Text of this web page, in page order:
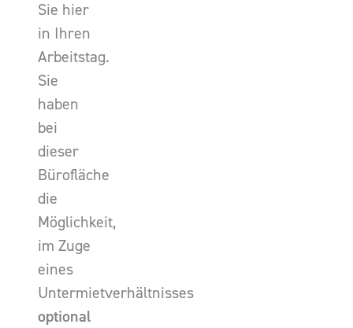
Sie hier
in Ihren
Arbeitstag.
Sie
haben
bei
dieser
Bürofläche
die
Möglichkeit,
im Zuge
eines
Untermietverhältnisses
optional